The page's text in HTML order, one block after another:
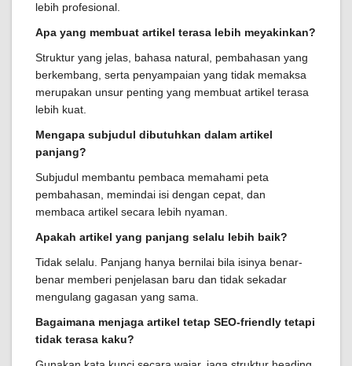
lebih profesional.
Apa yang membuat artikel terasa lebih meyakinkan?
Struktur yang jelas, bahasa natural, pembahasan yang
berkembang, serta penyampaian yang tidak memaksa
merupakan unsur penting yang membuat artikel terasa
lebih kuat.
Mengapa subjudul dibutuhkan dalam artikel
panjang?
Subjudul membantu pembaca memahami peta
pembahasan, memindai isi dengan cepat, dan
membaca artikel secara lebih nyaman.
Apakah artikel yang panjang selalu lebih baik?
Tidak selalu. Panjang hanya bernilai bila isinya benar-
benar memberi penjelasan baru dan tidak sekadar
mengulang gagasan yang sama.
Bagaimana menjaga artikel tetap SEO-friendly tetapi
tidak terasa kaku?